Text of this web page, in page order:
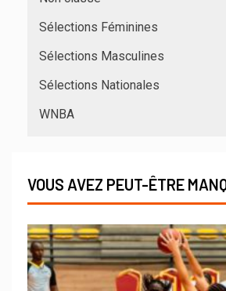
Sélections Féminines
Sélections Masculines
Sélections Nationales
WNBA
VOUS AVEZ PEUT-ÊTRE